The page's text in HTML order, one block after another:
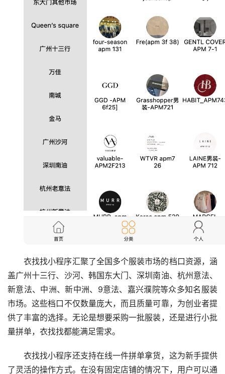
衣找找小程序汇聚了全国多个服装市场的档口资源，涵
盖广州十三行、沙河、韩国东大门、深圳南油、杭州意法、
新意法、中洲、新中洲、9意法、嘉兴濮院等众多知名服装
市场。这些档口不仅数量庞大，而且质量可靠，为创业者提
供了丰富的选择。无论是想要采购一批服装，还是进行小批
量拼单，衣找找都能满足需求。
衣找找小程序还支持在线一件拼单拿货，这为新手提供
了灵活的操作方式。在没有固定店铺的情况下，用户可以通